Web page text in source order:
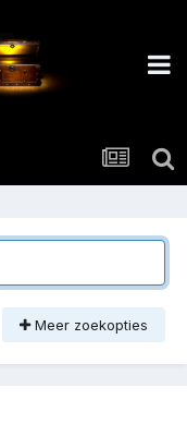
Meer zoekopties